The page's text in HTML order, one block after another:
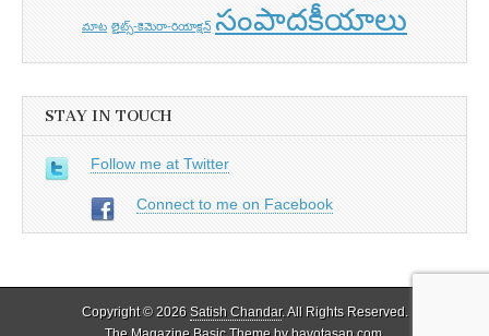
మాట లైట్స్-కెమెరా-రియాక్షన్ సంపాదకీయాలు
STAY IN TOUCH
Follow me at Twitter
Connect to me on Facebook
Copyright © 2026 Satish Chandar. All Rights Reserved.